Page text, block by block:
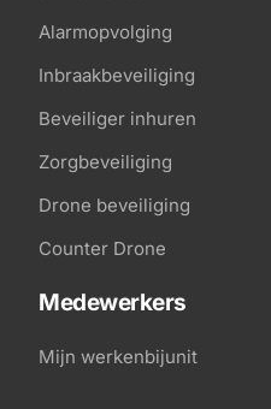
Alarmopvolging
Inbraakbeveiliging
Beveiliger inhuren
Zorgbeveiliging
Drone beveiliging
Counter Drone
Medewerkers
Mijn werkenbijunit